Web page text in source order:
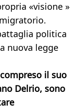
«visione »
politica
nuova legge
il suo
Delrio, sono